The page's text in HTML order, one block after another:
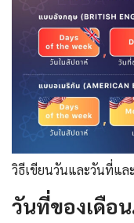
วิธีเขียนวันและวันที่แล
วันที่ของเดือ